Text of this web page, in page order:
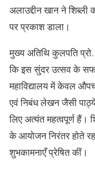
अलाउद्दीन खान ने
पर प्रकाश डाला।
मुख्य अतिथि कुलपति
कि इस सुंदर उत्सव के
महाविद्यालय में केवल
एवं निबंध लेखन जैसी
लिए अत्यंत महत्वपूर्ण हैं।
के आयोजन निरंतर होते
शुभकामनाएँ प्रेषित कीं।